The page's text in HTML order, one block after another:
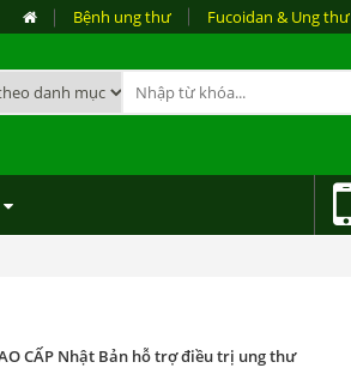
Bệnh ung thư Fucoidan & Ung thư
CẤP Nhật Bản hỗ trợ điều trị ung thư